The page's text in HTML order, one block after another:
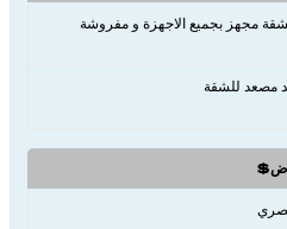
مجهز بجميع الاجهزة و مفروشة
مصعد للشقة